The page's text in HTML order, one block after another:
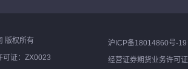
版权所有
可证：ZX0023
沪ICP备18014860号-19
经营证券期货业务许可证